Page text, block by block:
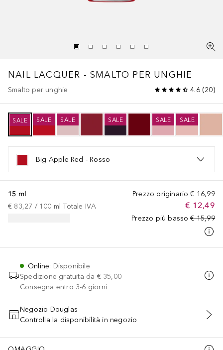
NAIL LACQUER - SMALTO PER UNGHIE
Smalto per unghie 4.6(20)
SALE SALE SALE SALE SALE SALE
Big Apple Red - Rosso
Prezzo originario € 16,99
€ 12,49
Prezzo più basso € 15,99
15 ml
€ 83,27 / 100 ml Totale IVA
Online: Disponibile
Spedizione gratuita da € 35,00
Consegna entro 3-6 giorni
AGGIUNGI AL CARRELLO
Negozio Douglas
Controlla la disponibilità in negozio